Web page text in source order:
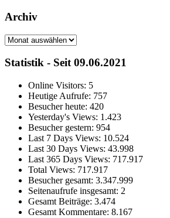
Archiv
Archiv
Statistik - Seit 09.06.2021
Online Visitors: 5
Heutige Aufrufe: 757
Besucher heute: 420
Yesterday's Views: 1.423
Besucher gestern: 954
Last 7 Days Views: 10.524
Last 30 Days Views: 43.998
Last 365 Days Views: 717.917
Total Views: 717.917
Besucher gesamt: 3.347.999
Seitenaufrufe insgesamt: 2
Gesamt Beiträge: 3.474
Gesamt Kommentare: 8.167